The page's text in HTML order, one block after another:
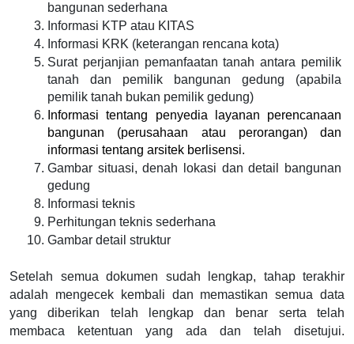
bangunan sederhana
Informasi KTP atau KITAS
Informasi KRK (keterangan rencana kota)
Surat perjanjian pemanfaatan tanah antara pemilik
tanah dan pemilik bangunan gedung (apabila
pemilik tanah bukan pemilik gedung)
Informasi tentang penyedia layanan perencanaan
bangunan (perusahaan atau perorangan) dan
informasi tentang arsitek berlisensi.
Gambar situasi, denah lokasi dan detail bangunan
gedung
Informasi teknis
Perhitungan teknis sederhana
Gambar detail struktur
Setelah semua dokumen sudah lengkap, tahap terakhir
adalah mengecek kembali dan memastikan semua data
yang diberikan telah lengkap dan benar serta telah
membaca ketentuan yang ada dan telah disetujui.